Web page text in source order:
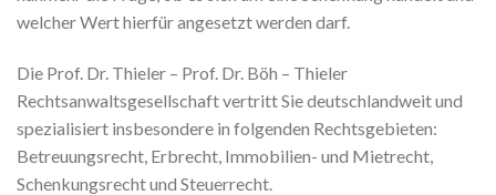
welcher Wert hierfür angesetzt werden darf.
Die Prof. Dr. Thieler – Prof. Dr. Böh – Thieler
Rechtsanwaltsgesellschaft vertritt Sie deutschlandweit und
spezialisiert insbesondere in folgenden Rechtsgebieten:
Betreuungsrecht, Erbrecht, Immobilien- und Mietrecht,
Schenkungsrecht und Steuerrecht.